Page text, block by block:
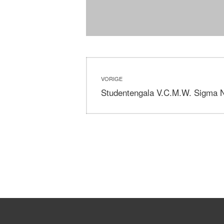
navigatie
VORIGE
Vorig
Studentengala V.C.M.W. Sigma